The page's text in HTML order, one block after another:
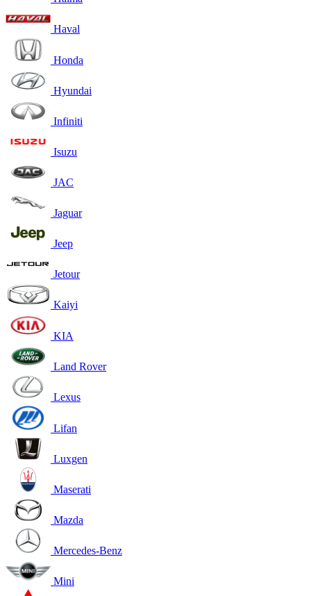
Haval
Honda
Hyundai
Infiniti
Isuzu
JAC
Jaguar
Jeep
Jetour
Kaiyi
KIA
Land Rover
Lexus
Lifan
Luxgen
Maserati
Mazda
Mercedes-Benz
Mini